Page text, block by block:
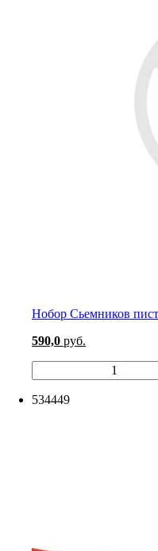
Нобор Сьемников
590,0 руб.
534449